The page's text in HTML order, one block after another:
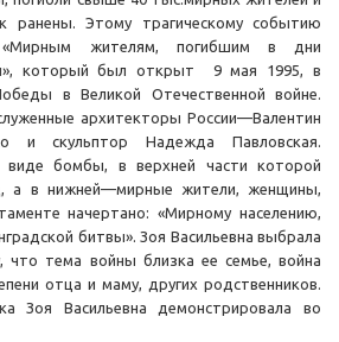
ранены. Этому трагическому событию
«Мирным жителям, погибшим в дни
который был открыт 9 мая 1995, в
в Великой Отечественной войне.
архитекторы России—Валентин
и скульптор Надежда Павловская.
виде бомбы, в верхней части которой
а в нижней—мирные жители, женщины,
начертано: «Мирному населению,
битвы». Зоя Васильевна выбрала
что тема войны близка ее семье, война
отца и маму, других родственников.
Зоя Васильевна демонстрировала во